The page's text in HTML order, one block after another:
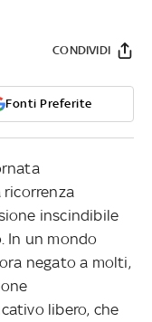
Fonti Preferite
CONDIVIDI
ricorrenza
inscindibile
In un mondo
negato a molti,
libero, che